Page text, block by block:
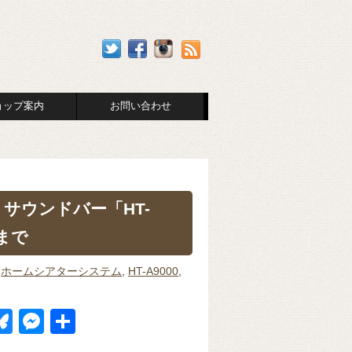
ップ案内 お問い合わせ
サウンドバー「HT-
で
ホームシアターシステム HT-A9000
Bl
M